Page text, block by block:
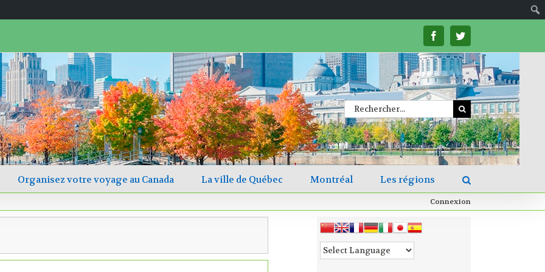
facebooktwitter
Rechercher
Rechercher
Organisez votre voyage au Canada La ville de Québec Montréal Les régions
Connexion